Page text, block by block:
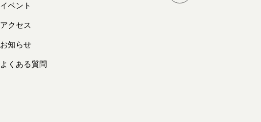
イベント
アクセス
お知らせ
よくある質問